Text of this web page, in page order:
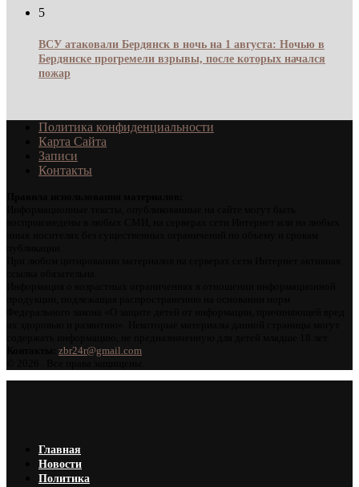
5
ВСУ атаковали Бердянск в ночь на 1 августа: Ночью в
Бердянске прогремели взрывы, после которых начался
пожар
Политика конфиденциальности
Карта Сайта
Записи
Контакты
zbr24r@gmail.com
Главная
Новости
Политика